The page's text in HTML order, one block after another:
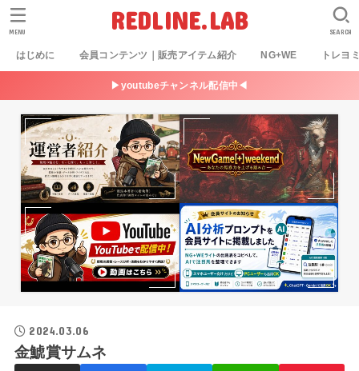
REDLINE.LAB
はじめに 会員コンテンツ｜販売アイテム紹介 NG+WE トレヨ
SEARCH
MENU
▶youtubeチャンネル配信中◀
2024.03.06
金鯱賞サムネ